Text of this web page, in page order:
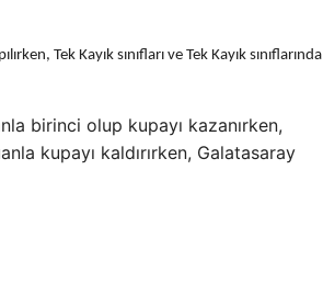
Tek Kayık sınıfları ve Tek Kayık sınıflarında
birinci olup kupayı kazanırken,
kupayı kaldırırken, Galatasaray